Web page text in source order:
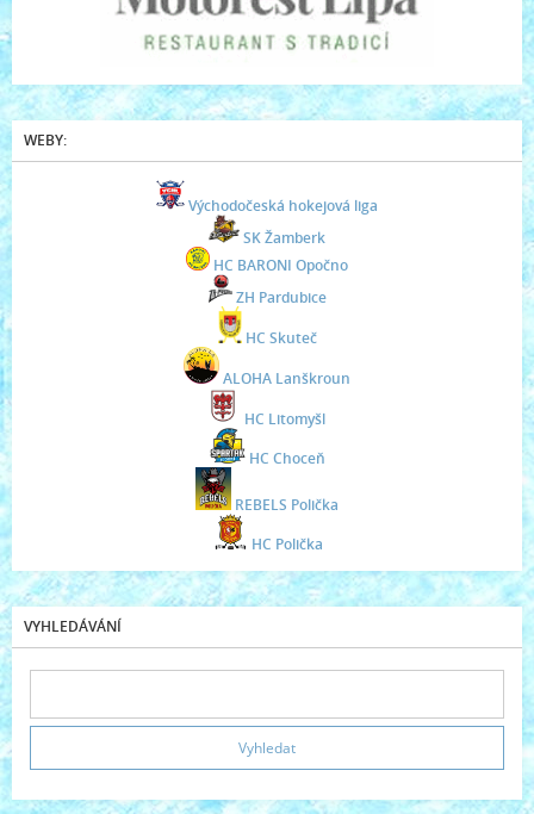
WEBY:
Východočeská hokejová liga
SK Žamberk
HC BARONI Opočno
ZH Pardubice
HC Skuteč
ALOHA Lanškroun
HC Litomyšl
HC Choceň
REBELS Polička
HC Polička
VYHLEDÁVÁNÍ